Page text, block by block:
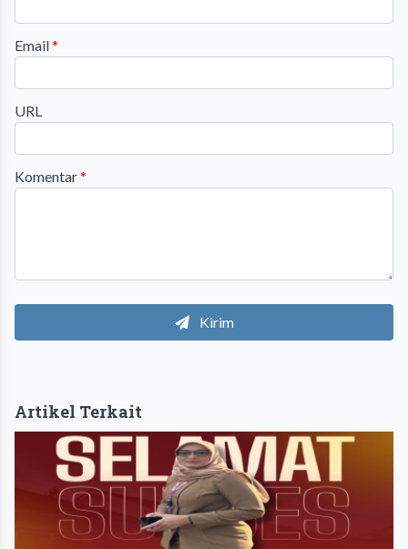
Email*
URL
Komentar*
Kirim
Artikel Terkait